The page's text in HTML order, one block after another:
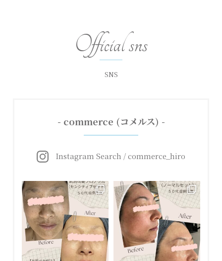
Official sns
SNS
- commerce (コメルス) -
Instagram Search / commerce_hiro